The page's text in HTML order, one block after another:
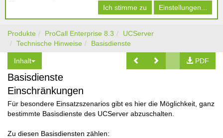
Ich stimme zu
Einstellungen...
Produkte ProCall Enterprise 8.3
UCServer
Technische Hinweise
Basisdienste
Inhalt PDF
Basisdienste
Einschränkungen
Für besondere Einsatzszenarios gibt es hier die Möglichkeit, ganz
bestimmte Basisdienste des UCServer abzuschalten.
Zu diesen Basisdiensten zählen: